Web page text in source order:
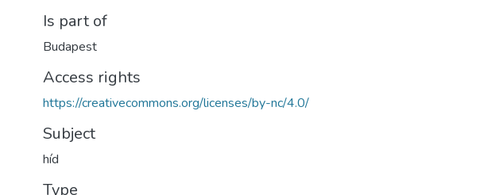
Is part of
Budapest
Access rights
https://creativecommons.org/licenses/by-nc/4.0/
Subject
híd
Type